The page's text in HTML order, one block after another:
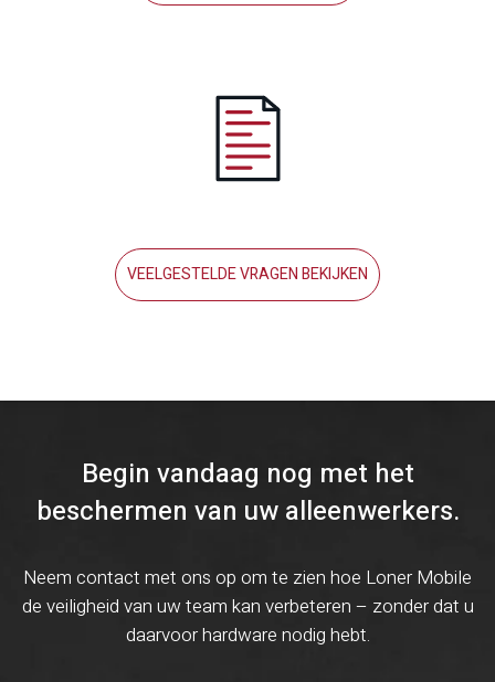
VEELGESTELDE VRAGEN BEKIJKEN
Begin vandaag nog met het
beschermen van uw alleenwerkers.
Neem contact met ons op om te zien hoe Loner Mobile
de veiligheid van uw team kan verbeteren – zonder dat u
daarvoor hardware nodig hebt.